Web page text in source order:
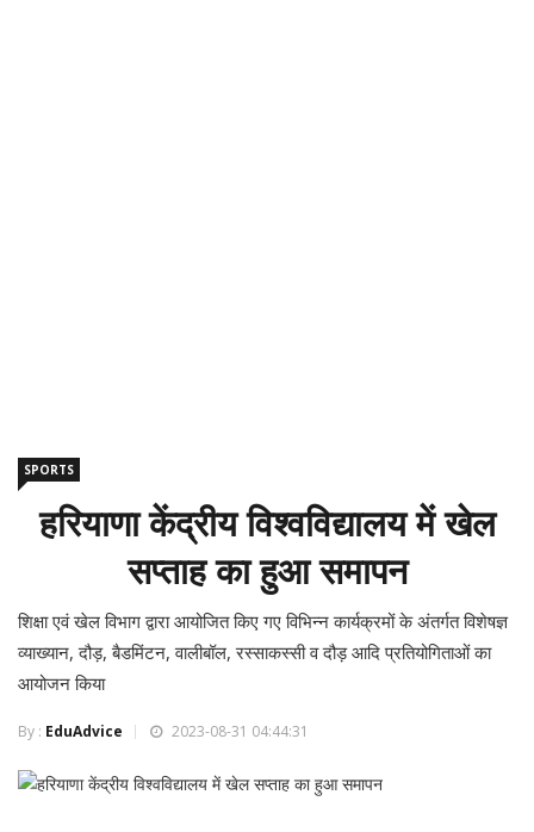
SPORTS
हरियाणा केंद्रीय विश्वविद्यालय में खेल
सप्ताह का हुआ समापन
शिक्षा एवं खेल विभाग द्वारा आयोजित किए गए विभिन्न कार्यक्रमों के अंतर्गत विशेषज्ञ
व्याख्यान, दौड़, बैडमिंटन, वालीबॉल, रस्साकस्सी व दौड़ आदि प्रतियोगिताओं का
आयोजन किया
By : EduAdvice 2023-08-31 04:44:31